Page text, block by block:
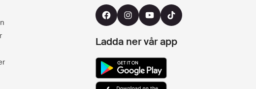
Ladda ner vår app